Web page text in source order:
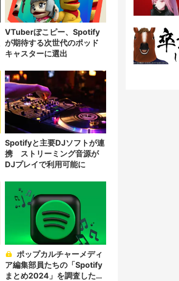
VTuberぽこピー、Spotify
が期待する次世代のポッド
キャスターに選出
Spotifyと主要DJソフトが連
携 ストリーミング音源が
DJプレイで利用可能に
ア編集部員たちの「Spotify
まとめ2024」を調査した結